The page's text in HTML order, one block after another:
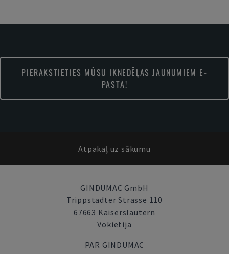
PIERAKSTIETIES MŪSU IKNEDĒĻAS JAUNUMIEM E-
PASTĀ!
Atpakaļ uz sākumu
GINDUMAC GmbH
Trippstadter Strasse 110
67663 Kaiserslautern
Vokietija
PAR GINDUMAC